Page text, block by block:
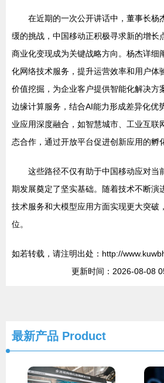
在近期的一次公开讲话中，董事长杨
缓的挑战，中国移动正积极寻求新的增长
商业化变现成为关键战略方向。杨杰详细
化网络技术服务，提升运营效率和用户体
价值挖掘，为企业客户提供智能化解决方
边缘计算服务，结合AI能力形成差异化优
业应用深度融合，如智慧城市、工业互联
态合作，通过开放平台促进创新应用的孵
这些路径不仅有助于中国移动应对当
期发展奠定了坚实基础。随着技术不断演
技术服务和大模型应用方面实现更大突破
位。
如若转载，请注明出处：http://
更新时间：2026-08-08
最新产品 Product